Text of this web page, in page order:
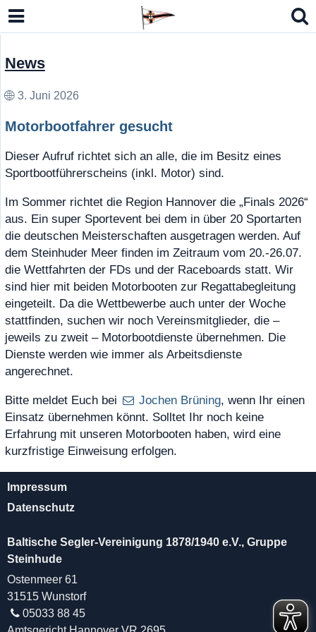
Kielzugvogel (LM-N)
Open Sharpie, Eintagsfliege 15er JK
7 / RS Aero 6
Masters Europe 2026
News
3. Juni 2026
Motorbootfahrer gesucht
Dieser Aufruf richtet sich an alle, die im Besitz eines
Sportbootführerscheins (inkl. Motor) sind.
Im Sommer richtet die Region Hannover die „Finals 2026“
aus. Ein super Sportevent bei dem in über 20 Sportarten
die deutschen Meisterschaften ausgetragen werden. Auf
dem Steinhuder Meer finden im Zeitraum vom 20.-26.07.
die Wettfahrten der FDs und der Raceboards statt. Wir
sind hier mit beiden Motorbooten zur Regattabegleitung
eingeteilt. Da die Wettbewerbe auch unter der Woche
stattfinden, suchen wir noch Vereinsmitglieder, die –
jeweils zu zweit – Motorbootdienste übernehmen. Die
Dienste werden wie immer als Arbeitsdienste
angerechnet.
Bitte meldet Euch bei Jochen Brüning, wenn Ihr einen
Einsatz übernehmen könnt. Solltet Ihr noch keine
Erfahrung mit unseren Motorbooten haben, wird eine
kurzfristige Einweisung erfolgen.
Impressum
Datenschutz
Baltische Segler-Vereinigung 1878/1940 e.V., Gruppe
Steinhude
Ostenmeer 61
31515 Wunstorf
05033 88 45